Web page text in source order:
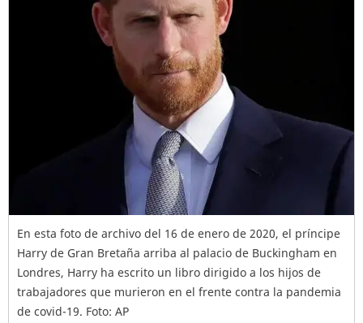
En esta foto de archivo del 16 de enero de 2020, el príncipe
Harry de Gran Bretaña arriba al palacio de Buckingham en
Londres, Harry ha escrito un libro dirigido a los hijos de
trabajadores que murieron en el frente contra la pandemia
de covid-19. Foto: AP